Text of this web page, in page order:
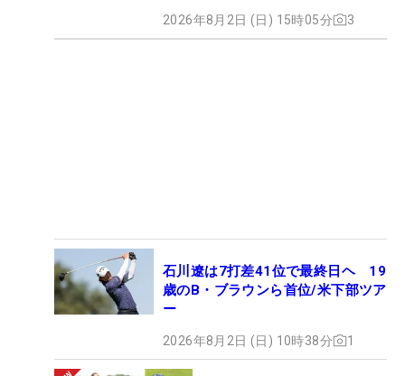
2026年8月2日 (日) 15時05分 3
石川遼は7打差41位で最終日ヘ 19
歳のB・ブラウンら首位/米下部ツア
ー
2026年8月2日 (日) 10時38分 1